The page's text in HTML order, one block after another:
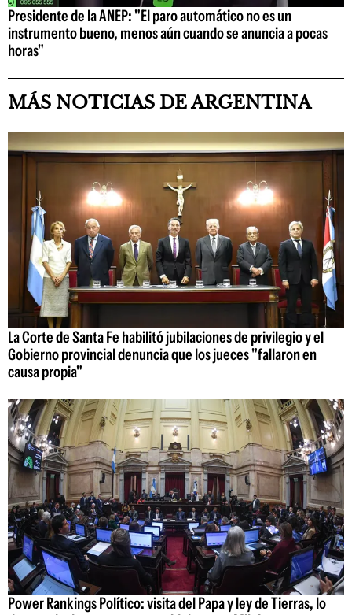
Presidente de la ANEP: "El paro automático no es un
instrumento bueno, menos aún cuando se anuncia a pocas
horas"
MÁS NOTICIAS DE ARGENTINA
La Corte de Santa Fe habilitó jubilaciones de privilegio y el
Gobierno provincial denuncia que los jueces "fallaron en
causa propia"
Power Rankings Político: visita del Papa y ley de Tierras, lo